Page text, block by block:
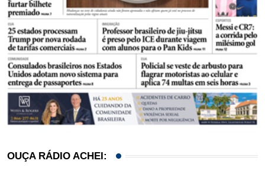
OUÇA RÁDIO ACHEI: